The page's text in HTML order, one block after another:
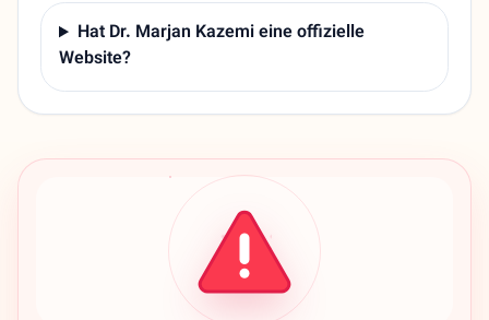
Hat Dr. Marjan Kazemi eine offizielle
Website?